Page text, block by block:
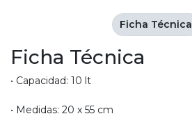
Ficha Técnica
• Capacidad: 10 lt
• Medidas: 20 x 55 cm
Ficha Técnica